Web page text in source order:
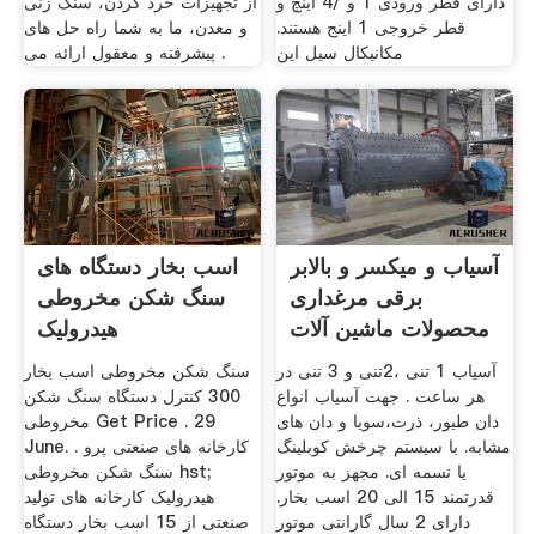
و معدن، ما به شما راه حل های
پیشرفته و معقول ارائه می .
قطر خروجی 1 اینج هستند.
مکانیکال سیل این
اسب بخار دستگاه های
سنگ شکن مخروطی
هیدرولیک
سنگ شکن مخروطی اسب بخار
300 کنترل دستگاه سنگ شکن
مخروطی Get Price . 29
June. کارخانه های صنعتی پرو .
سنگ شکن مخروطی hst;
هیدرولیک کارخانه های تولید
صنعتی از 15 اسب بخار دستگاه
آسیاب و میکسر و بالابر
برقی مرغداری
محصولات ماشین آلات
آسیاب 1 تنی ،2تنی و 3 تنی در
هر ساعت . جهت آسیاب انواع
دان طیور، ذرت،سویا و دان های
مشابه. با سیستم چرخش کوبلینگ
یا تسمه ای. مجهز به موتور
قدرتمند 15 الی 20 اسب بخار.
دارای 2 سال گارانتی موتور